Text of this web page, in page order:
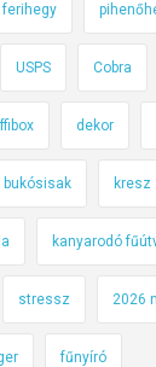
ferihegy
USPS Cobra
dekor
bukósisak kresz
kanyarodó
stressz 2026
fűnyíró